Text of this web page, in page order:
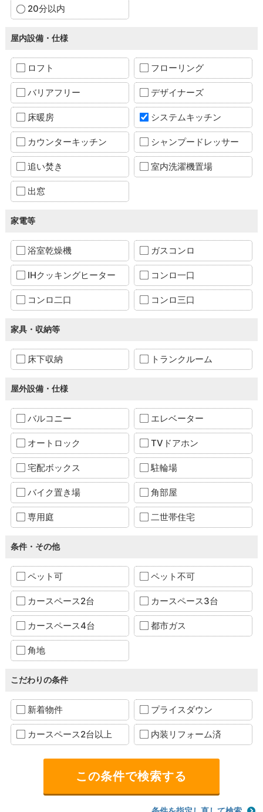
20分以内
屋内設備・仕様
ロフト フローリング
バリアフリー デザイナーズ
床暖房 システムキッチン
カウンターキッチン シャンプードレッサー
追い焚き 室内洗濯機置場
出窓
家電等
浴室乾燥機 ガスコンロ
IHクッキングヒーター コンロ一口
コンロ二口 コンロ三口
家具・収納等
床下収納 トランクルーム
屋外設備・仕様
バルコニー エレベーター
オートロック TVドアホン
宅配ボックス 駐輪場
バイク置き場 角部屋
専用庭 二世帯住宅
条件・その他
ペット可 ペット不可
カースペース2台 カースペース3台
カースペース4台 都市ガス
角地
こだわりの条件
新着物件 プライスダウン
カースペース2台以上 内装リフォーム済